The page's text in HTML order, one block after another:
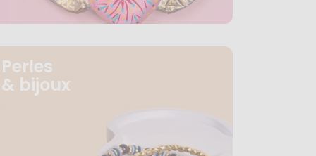
Perles
& bijoux